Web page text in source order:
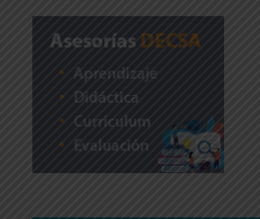
Revisar más información